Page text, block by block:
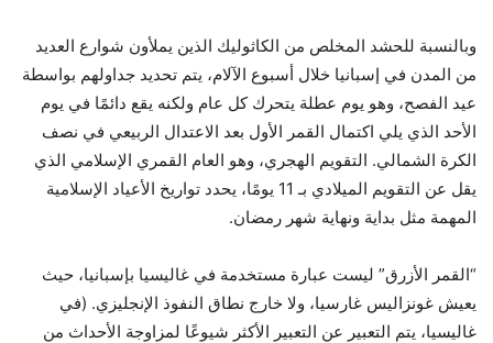
وبالنسبة للحشد المخلص من الكاثوليك الذين يملأون شوارع العديد
من المدن في إسبانيا خلال أسبوع الآلام، يتم تحديد جداولهم بواسطة
عيد الفصح، وهو يوم عطلة يتحرك كل عام ولكنه يقع دائمًا في يوم
الأحد الذي يلي اكتمال القمر الأول بعد الاعتدال الربيعي في نصف
الكرة الشمالي. التقويم الهجري، وهو العام القمري الإسلامي الذي
يقل عن التقويم الميلادي بـ 11 يومًا، يحدد تواريخ الأعياد الإسلامية
المهمة مثل بداية ونهاية شهر رمضان.
“القمر الأزرق” ليست عبارة مستخدمة في غاليسيا بإسبانيا، حيث
يعيش غونزاليس غارسيا، ولا خارج نطاق النفوذ الإنجليزي. (في
غاليسيا، يتم التعبير عن التعبير الأكثر شيوعًا لمزاوجة الأحداث من